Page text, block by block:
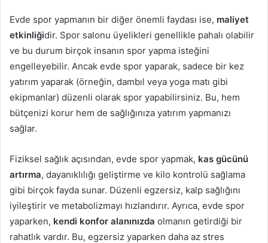
Evde spor yapmanın bir diğer önemli faydası ise, maliyet
etkinliğidir. Spor salonu üyelikleri genellikle pahalı olabilir
ve bu durum birçok insanın spor yapma isteğini
engelleyebilir. Ancak evde spor yaparak, sadece bir kez
yatırım yaparak (örneğin, dambıl veya yoga matı gibi
ekipmanlar) düzenli olarak spor yapabilirsiniz. Bu, hem
bütçenizi korur hem de sağlığınıza yatırım yapmanızı
sağlar.
Fiziksel sağlık açısından, evde spor yapmak, kas gücünü
artırma, dayanıklılığı geliştirme ve kilo kontrolü sağlama
gibi birçok fayda sunar. Düzenli egzersiz, kalp sağlığını
iyileştirir ve metabolizmayı hızlandırır. Ayrıca, evde spor
yaparken, kendi konfor alanınızda olmanın getirdiği bir
rahatlık vardır. Bu, egzersiz yaparken daha az stres